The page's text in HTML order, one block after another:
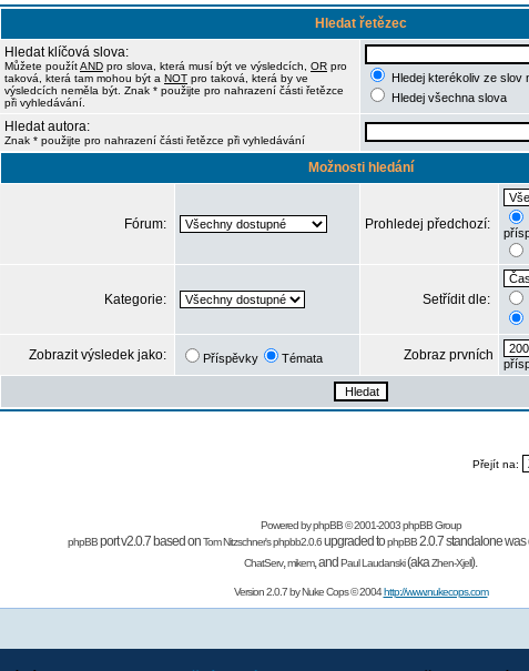
Hledat řetězec
Hledat klíčová slova:
Můžete použítAND pro slova, která musí být ve výsledcích, OR pro
taková, která tam mohou být a NOT pro taková, která by ve
výsledcích neměla být. Znak * použijte pro nahrazení části řetězce
při vyhledávání.
Hledej kterékoliv ze slov
Hledej všechna slova
Hledat autora:
Znak * použijte pro nahrazení části řetězce při vyhledávání
Možnosti hledání
Fórum: Prohledej předchozí:
Kategorie: Setřídit dle:
Zobrazit výsledek jako: Příspěvky Témata Zobraz prvních
Přejít na:
Powered byphpBB© 2001-2003 phpBB Group
phpBBport v2.0.7 based onTom Nitzschner'sphpbb2.0.6upgraded tophpBB2.0.7 standalone
ChatServ,mikem,and Paul Laudanski(akaZhen-Xjell).
Version 2.0.7 byNuke Cops© 2004http://www.nukecops.com